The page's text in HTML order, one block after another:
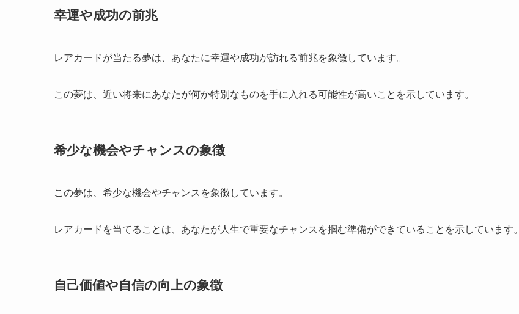
幸運や成功の前兆
レアカードが当たる夢は、あなたに幸運や成功が訪れる前兆を象徴しています。
この夢は、近い将来にあなたが何か特別なものを手に入れる可能性が高いことを示しています。
希少な機会やチャンスの象徴
この夢は、希少な機会やチャンスを象徴しています。
レアカードを当てることは、あなたが人生で重要なチャンスを掴む準備ができていることを示しています。
自己価値や自信の向上の象徴